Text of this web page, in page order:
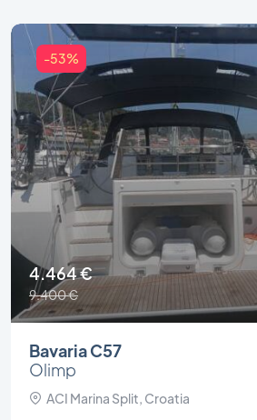
4.464 €
9.400 €
-53%
Bavaria C57
Olimp
ACI Marina Split, Croatia